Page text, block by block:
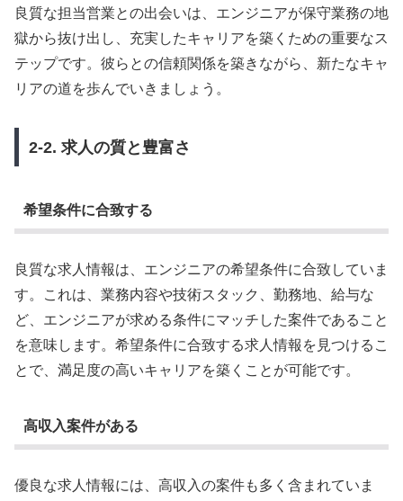
良質な担当営業との出会いは、エンジニアが保守業務の地
獄から抜け出し、充実したキャリアを築くための重要なス
テップです。彼らとの信頼関係を築きながら、新たなキャ
リアの道を歩んでいきましょう。
2-2. 求人の質と豊富さ
希望条件に合致する
良質な求人情報は、エンジニアの希望条件に合致していま
す。これは、業務内容や技術スタック、勤務地、給与な
ど、エンジニアが求める条件にマッチした案件であること
を意味します。希望条件に合致する求人情報を見つけるこ
とで、満足度の高いキャリアを築くことが可能です。
高収入案件がある
優良な求人情報には、高収入の案件も多く含まれていま